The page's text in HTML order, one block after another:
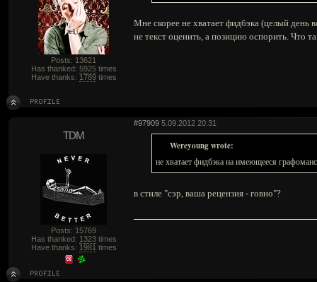
Posts: 13621
Has thanked: 5925times
Have thanks: 1789times
Мне скорее не хватает фидбэка (целый день
не текст оценить, а позицию оспорить. Что
#97909 5.09.2012 20:31
TDM
Posts: 15769
Has thanked: 1323times
Have thanks: 1981 times
Wereyoung wrote:
не хватает фидбэка на имеющееся
в стиле "сэр, ваша рецензия - говно"?